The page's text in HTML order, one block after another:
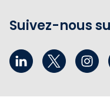
Suivez-nous